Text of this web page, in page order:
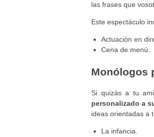
las frases que
Este espectáculo
Actuación en
Cena de menú.
Monólogos
Si quizás a tu
personalizado a
ideas orientadas a
La infancia.